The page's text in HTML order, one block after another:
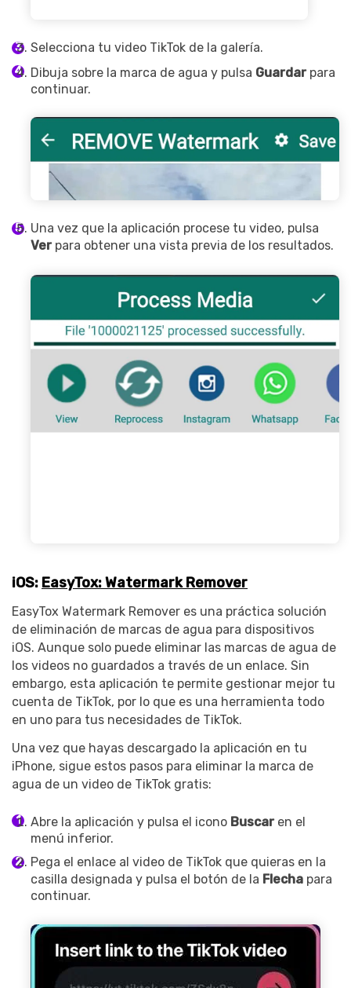
Selecciona tu video TikTok de la galería.
Dibuja sobre la marca de agua y pulsa Guardarpara
continuar.
Una vez que la aplicación procese tu video, pulsa
Verpara obtener una vista previa de los resultados.
iOS: EasyTox: Watermark Remover
EasyTox Watermark Remover es una práctica solución
de eliminación de marcas de agua para dispositivos
iOS. Aunque solo puede eliminar las marcas de agua de
los videos no guardados a través de un enlace. Sin
embargo, esta aplicación te permite gestionar mejor tu
cuenta de TikTok, por lo que es una herramienta todo
en uno para tus necesidades de TikTok.
Una vez que hayas descargado la aplicación en tu
iPhone, sigue estos pasos para eliminar la marca de
agua de un video de TikTok gratis:
Abre la aplicación y pulsa el icono Buscaren el
menú inferior.
Pega el enlace al video de TikTok que quieras en la
casilla designada y pulsa el botón de la Flecha para
continuar.